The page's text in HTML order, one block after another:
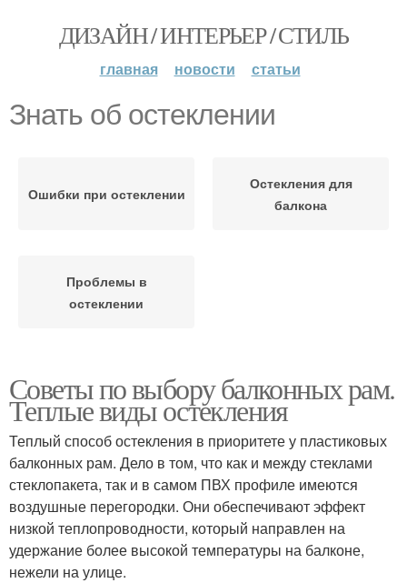
ДИЗАЙН / ИНТЕРЬЕР / СТИЛЬ
главная новости статьи
Знать об остеклении
Ошибки при остеклении
Остекления для
балкона
Проблемы в
остеклении
Советы по выбору балконных рам.
Теплые виды остекления
Теплый способ остекления в приоритете у пластиковых
балконных рам. Дело в том, что как и между стеклами
стеклопакета, так и в самом ПВХ профиле имеются
воздушные перегородки. Они обеспечивают эффект
низкой теплопроводности, который направлен на
удержание более высокой температуры на балконе,
нежели на улице.